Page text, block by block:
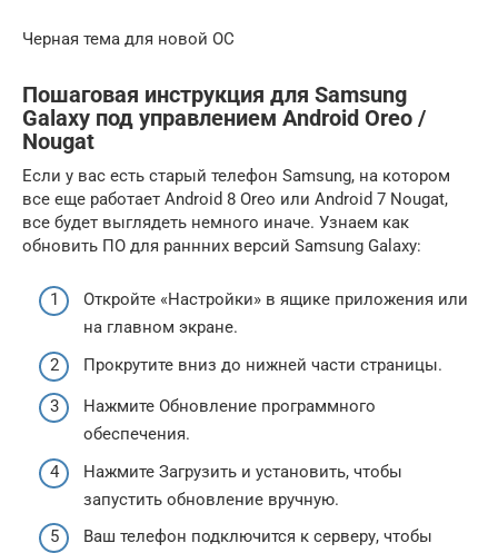
Черная тема для новой ОС
Пошаговая инструкция для Samsung
Galaxy под управлением Android Oreo /
Nougat
Если у вас есть старый телефон Samsung, на котором
все еще работает Android 8 Oreo или Android 7 Nougat,
все будет выглядеть немного иначе. Узнаем как
обновить ПО для раннних версий Samsung Galaxy:
Откройте «Настройки» в ящике приложения или
на главном экране.
Прокрутите вниз до нижней части страницы.
Нажмите Обновление программного
обеспечения.
Нажмите Загрузить и установить, чтобы
запустить обновление вручную.
Ваш телефон подключится к серверу, чтобы